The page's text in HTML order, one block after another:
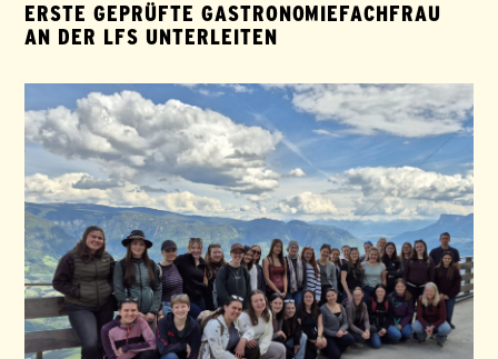
ERSTE GEPRÜFTE GASTRONOMIEFACHFRAU
AN DER LFS UNTERLEITEN